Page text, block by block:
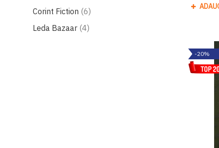
Corint Fiction 6produse
Leda Bazaar 4produse
-20%